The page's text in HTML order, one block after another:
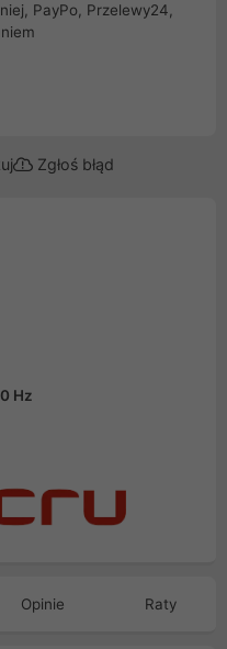
PayPo, Przelewy24,
Zgłoś błąd
Hz
Opinie Raty